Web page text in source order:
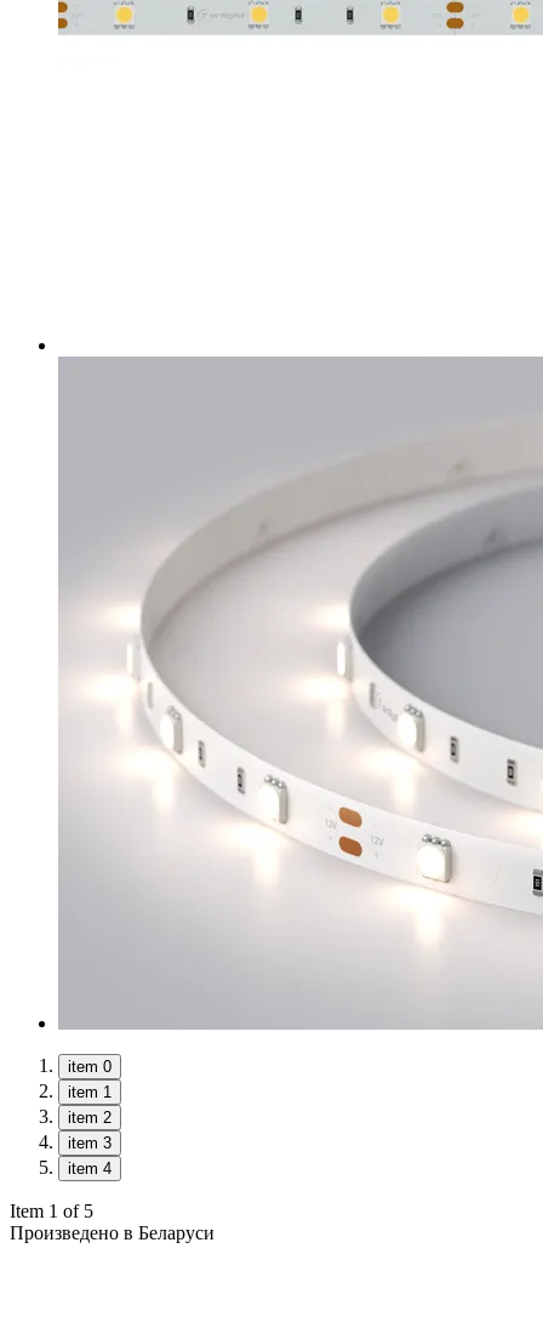
item 0
item 1
item 2
item 3
item 4
Item 1 of 5
Произведено в Беларуси